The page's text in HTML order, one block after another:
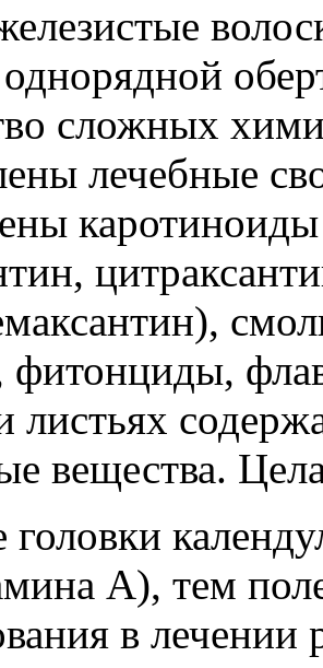
сложных
лечебные
фитонциды,
листьях
вещества.
головки
А), тем
в лечении